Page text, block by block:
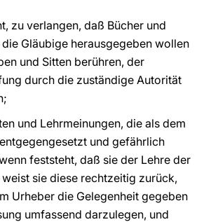
zu verlangen, daß Bücher und
Gläubige herausgegeben wollen
und Sitten berühren, der
durch die zuständige Autorität
und Lehrmeinungen, die als dem
und gefährlich
feststeht, daß sie der Lehre der
sie diese rechtzeitig zurück,
Urheber die Gelegenheit gegeben
umfassend darzulegen, und